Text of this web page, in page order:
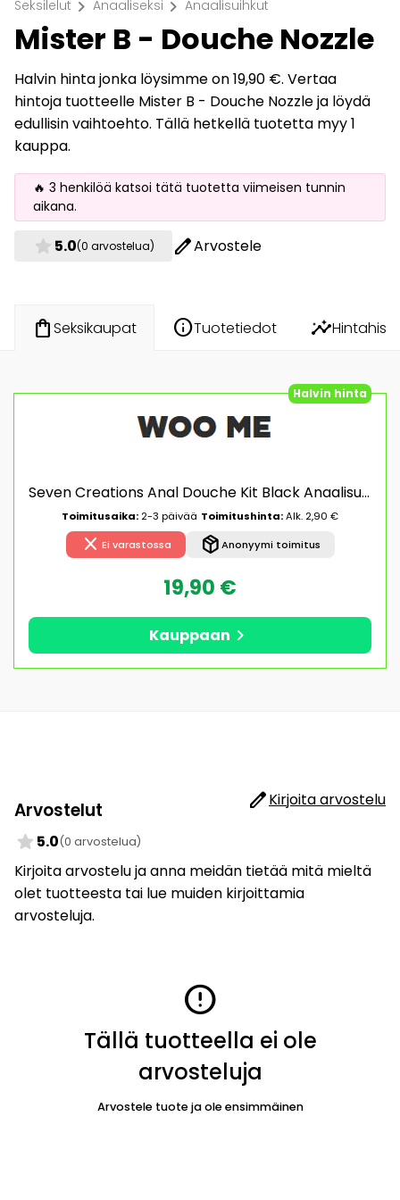
Seksilelut chevron_right Anaaliseksi chevron_right Anaalisuihkut
Mister B - Douche Nozzle
Halvin hinta jonka löysimme on 19,90 €. Vertaa
hintoja tuotteelle Mister B - Douche Nozzle ja löydä
edullisin vaihtoehto. Tällä hetkellä tuotetta myy 1
kauppa.
🔥 3 henkilöä katsoi tätä tuotetta viimeisen tunnin
aikana.
star 5.0(0 arvostelua) editArvostele
shopping_bagSeksikaupat infoTuotetiedot insights
Halvin hinta
Seven Creations Anal Douche Kit Black Anaalisuihku
Toimitusaika: 2-3 päivää Toimitushinta:Alk. 2,90 €
close Ei varastossa package_2Anonyymi toimitus
19,90 €
Kauppaan chevron_right
Arvostelut editKirjoita arvostelu
star 5.0(0 arvostelua)
Kirjoita arvostelu ja anna meidän tietää mitä mieltä
olet tuotteesta tai lue muiden kirjoittamia
arvosteluja.
error
Tällä tuotteella ei ole
arvosteluja
Arvostele tuote ja ole ensimmäinen